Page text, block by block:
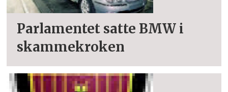
Parlamentet satte BMW i
skammekroken